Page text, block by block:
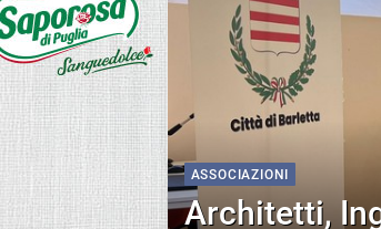
ASSOCIAZIONI
Architetti,